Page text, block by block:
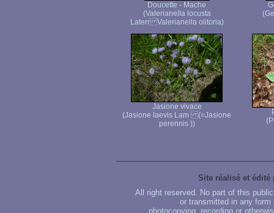
Doucette - Mache
(Valerianella locusta
Laterr Valerianella olitoria)
Jasione vivace
(Jasione laevis Lam (=Jasione
perennis ))
Site réalisé et édité
All right reserved. No part of this
or transmitted in any
photocopying, recording or